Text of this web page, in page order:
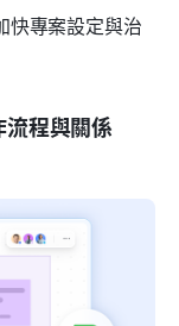
快專案設定與治
程與關係